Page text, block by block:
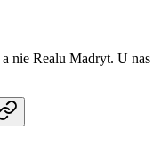
nie Realu Madryt. U nas